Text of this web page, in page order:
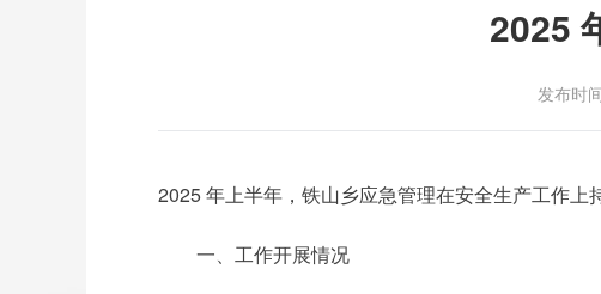
2025
发布时
2025 年上半年，铁山乡应急管理在安全生产工作上
一、工作开展情况